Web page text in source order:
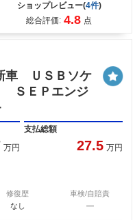
ショップレビュー(4件)
総合評価: 4.8 点
車 ＵＳＢソケ
ＳＥＰエンジ
万円
支払総額
27.5 万円
修復歴
なし
車検/自賠責
―